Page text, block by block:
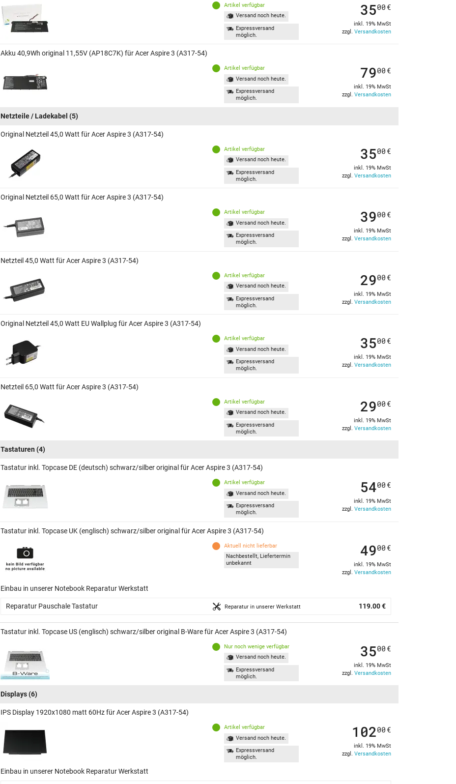
Artikel verfügbar
Versand noch heute.
Expressversand
möglich.
3500 €
inkl. 19% MwSt
zzgl. Versandkosten
Akku 40,9Wh original 11,55V (AP18C7K) für Acer Aspire 3 (A317-54)
Artikel verfügbar
Versand noch heute.
Expressversand
möglich.
7900 €
inkl. 19% MwSt
zzgl. Versandkosten
Netzteile / Ladekabel (5)
Original Netzteil 45,0 Watt für Acer Aspire 3 (A317-54)
Artikel verfügbar
Versand noch heute.
Expressversand
möglich.
3500 €
inkl. 19% MwSt
zzgl. Versandkosten
Original Netzteil 65,0 Watt für Acer Aspire 3 (A317-54)
Artikel verfügbar
Versand noch heute.
Expressversand
möglich.
3900 €
inkl. 19% MwSt
zzgl. Versandkosten
Netzteil 45,0 Watt für Acer Aspire 3 (A317-54)
Artikel verfügbar
Versand noch heute.
Expressversand
möglich.
2900 €
inkl. 19% MwSt
zzgl. Versandkosten
Original Netzteil 45,0 Watt EU Wallplug für Acer Aspire 3 (A317-54)
Artikel verfügbar
Versand noch heute.
Expressversand
möglich.
3500 €
inkl. 19% MwSt
zzgl. Versandkosten
Netzteil 65,0 Watt für Acer Aspire 3 (A317-54)
Artikel verfügbar
Versand noch heute.
Expressversand
möglich.
2900 €
inkl. 19% MwSt
zzgl. Versandkosten
Tastaturen (4)
Tastatur inkl. Topcase DE (deutsch) schwarz/silber original für Acer Aspire 3 (A317-54)
Artikel verfügbar
Versand noch heute.
Expressversand
möglich.
5400 €
inkl. 19% MwSt
zzgl. Versandkosten
Tastatur inkl. Topcase UK (englisch) schwarz/silber original für Acer Aspire 3 (A317-54)
Aktuell nicht lieferbar
Nachbestellt, Liefertermin
unbekannt
4900 €
inkl. 19% MwSt
zzgl. Versandkosten
Einbau in unserer Notebook Reparatur Werkstatt
Reparatur Pauschale Tastatur Reparatur in unserer Werkstatt 119.00 €
Tastatur inkl. Topcase US (englisch) schwarz/silber original B-Ware für Acer Aspire 3 (A317-54)
Nur noch wenige verfügbar
Versand noch heute.
Expressversand
möglich.
3500 €
inkl. 19% MwSt
zzgl. Versandkosten
Displays(6)
IPS Display 1920x1080 matt 60Hz für Acer Aspire 3 (A317-54)
Artikel verfügbar
Versand noch heute.
Expressversand
möglich.
10200 €
inkl. 19% MwSt
zzgl. Versandkosten
Einbau in unserer Notebook Reparatur Werkstatt